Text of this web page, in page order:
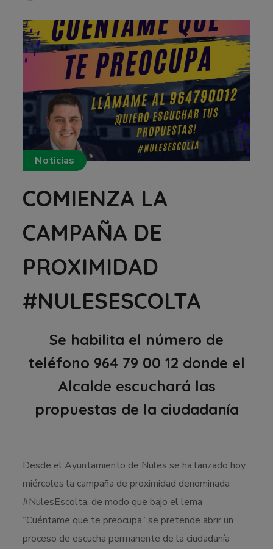
Noticias
COMIENZA LA
CAMPAÑA DE
PROXIMIDAD
#NULESESCOLTA
Se habilita el número de
teléfono 964 79 00 12 donde el
Alcalde escuchará las
propuestas de la ciudadanía
Desde el Ayuntamiento de Nules se ha lanzado hoy
miércoles la campaña de proximidad denominada
#NulesEscolta, de modo que bajo el lema
“Cuéntame que te preocupa” se pretende abrir un
proceso de escucha permanente de la ciudadanía